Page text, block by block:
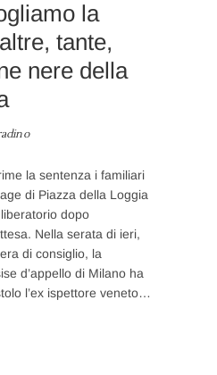
la
tante,
nere della
la sentenza i familiari
di Piazza della Loggia
dopo
Nella serata di ieri,
di consiglio, la
d’appello di Milano ha
l’ex ispettore veneto…